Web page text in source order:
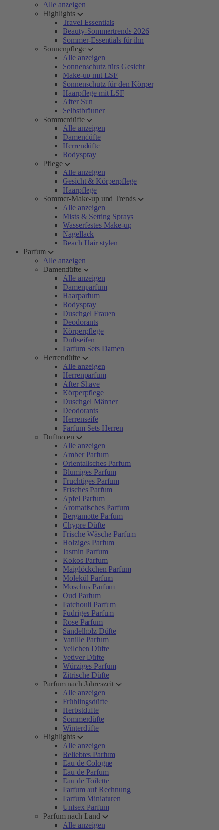
Alle anzeigen
Highlights
Travel Essentials
Beauty-Sommertrends 2026
Sommer-Essentials für ihn
Sonnenpflege
Alle anzeigen
Sonnenschutz fürs Gesicht
Make-up mit LSF
Sonnenschutz für den Körper
Haarpflege mit LSF
After Sun
Selbstbräuner
Sommerdüfte
Alle anzeigen
Damendüfte
Herrendüfte
Bodyspray
Pflege
Alle anzeigen
Gesicht & Körperpflege
Haarpflege
Sommer-Make-up und Trends
Alle anzeigen
Mists & Setting Sprays
Wasserfestes Make-up
Nagellack
Beach Hair stylen
Parfum
Alle anzeigen
Damendüfte
Alle anzeigen
Damenparfum
Haarparfum
Bodyspray
Duschgel Frauen
Deodorants
Körperpflege
Duftseifen
Parfum Sets Damen
Herrendüfte
Alle anzeigen
Herrenparfum
After Shave
Körperpflege
Duschgel Männer
Deodorants
Herrenseife
Parfum Sets Herren
Duftnoten
Alle anzeigen
Amber Parfum
Orientalisches Parfum
Blumiges Parfum
Fruchtiges Parfum
Frisches Parfum
Apfel Parfum
Aromatisches Parfum
Bergamotte Parfum
Chypre Düfte
Frische Wäsche Parfum
Holziges Parfum
Jasmin Parfum
Kokos Parfum
Maiglöckchen Parfum
Molekül Parfum
Moschus Parfum
Oud Parfum
Patchouli Parfum
Pudriges Parfum
Rose Parfum
Sandelholz Düfte
Vanille Parfum
Veilchen Düfte
Vetiver Düfte
Würziges Parfum
Zitrische Düfte
Parfum nach Jahreszeit
Alle anzeigen
Frühlingsdüfte
Herbstdüfte
Sommerdüfte
Winterdüfte
Highlights
Alle anzeigen
Beliebtes Parfum
Eau de Cologne
Eau de Parfum
Eau de Toilette
Parfum auf Rechnung
Parfum Miniaturen
Unisex Parfum
Parfum nach Land
Alle anzeigen